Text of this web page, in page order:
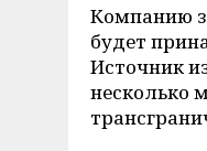
Компанию
будет
Источник
несколько